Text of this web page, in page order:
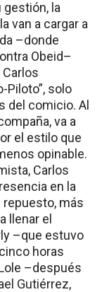
la
van a cargar a
–donde
Obeid–
Piloto”, solo
del comicio. Al
va a
el estilo que
opinable.
Carlos
en la
más
llenar el
–que estuvo
horas
–después
Gutiérrez,